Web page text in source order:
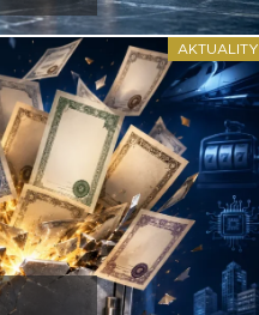
AKTUALITY